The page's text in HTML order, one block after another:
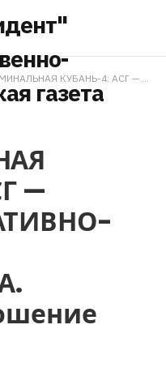
КУБАНЬ-4: АСГ — АДМИНИСТРАТИВНО-СУДЕБНАЯ ГРУППИРОВКА. Жертвоприношение детьми.
—